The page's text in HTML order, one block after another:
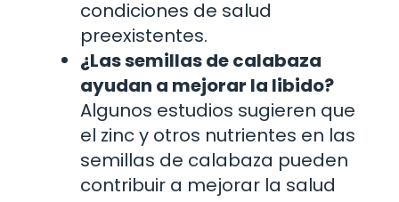
condiciones de salud
preexistentes.
¿Las semillas de calabaza
ayudan a mejorar la libido?
Algunos estudios sugieren que
el zinc y otros nutrientes en las
semillas de calabaza pueden
contribuir a mejorar la salud